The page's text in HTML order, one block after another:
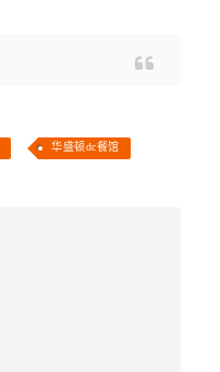
华盛顿dc餐馆